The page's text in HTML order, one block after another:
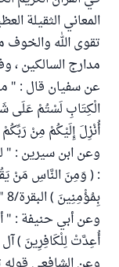
المعاني الثقيلة
تقوى الله والخوف
مدارج السالكين ،
عن سفيان قال : "
الْكِتَابِ لَسْتُمْ عَلَى
أُنْزِلَ إِلَيْكُمْ مِنْ رَبِّكُمْ )
وعن ابن سيرين :
: ( وَمِنَ النَّاسِ مَنْ
بِمُؤْمِنِينَ ) البقرة/8 " انتهى.
وعن أبي حنيفة : "
أُعِدَّتْ لِلْكَافِرِينَ ) آل عمران/